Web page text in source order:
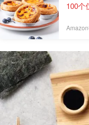
100个